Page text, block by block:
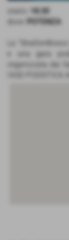
POTENZA
La
e una gara
organizzata dai